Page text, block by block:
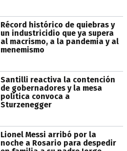
Récord histórico de quiebras y
un industricidio que ya supera
al macrismo, a la pandemia y al
menemismo
Santilli reactiva la contención
de gobernadores y la mesa
política convoca a
Sturzenegger
Lionel Messi arribó por la
noche a Rosario para despedir